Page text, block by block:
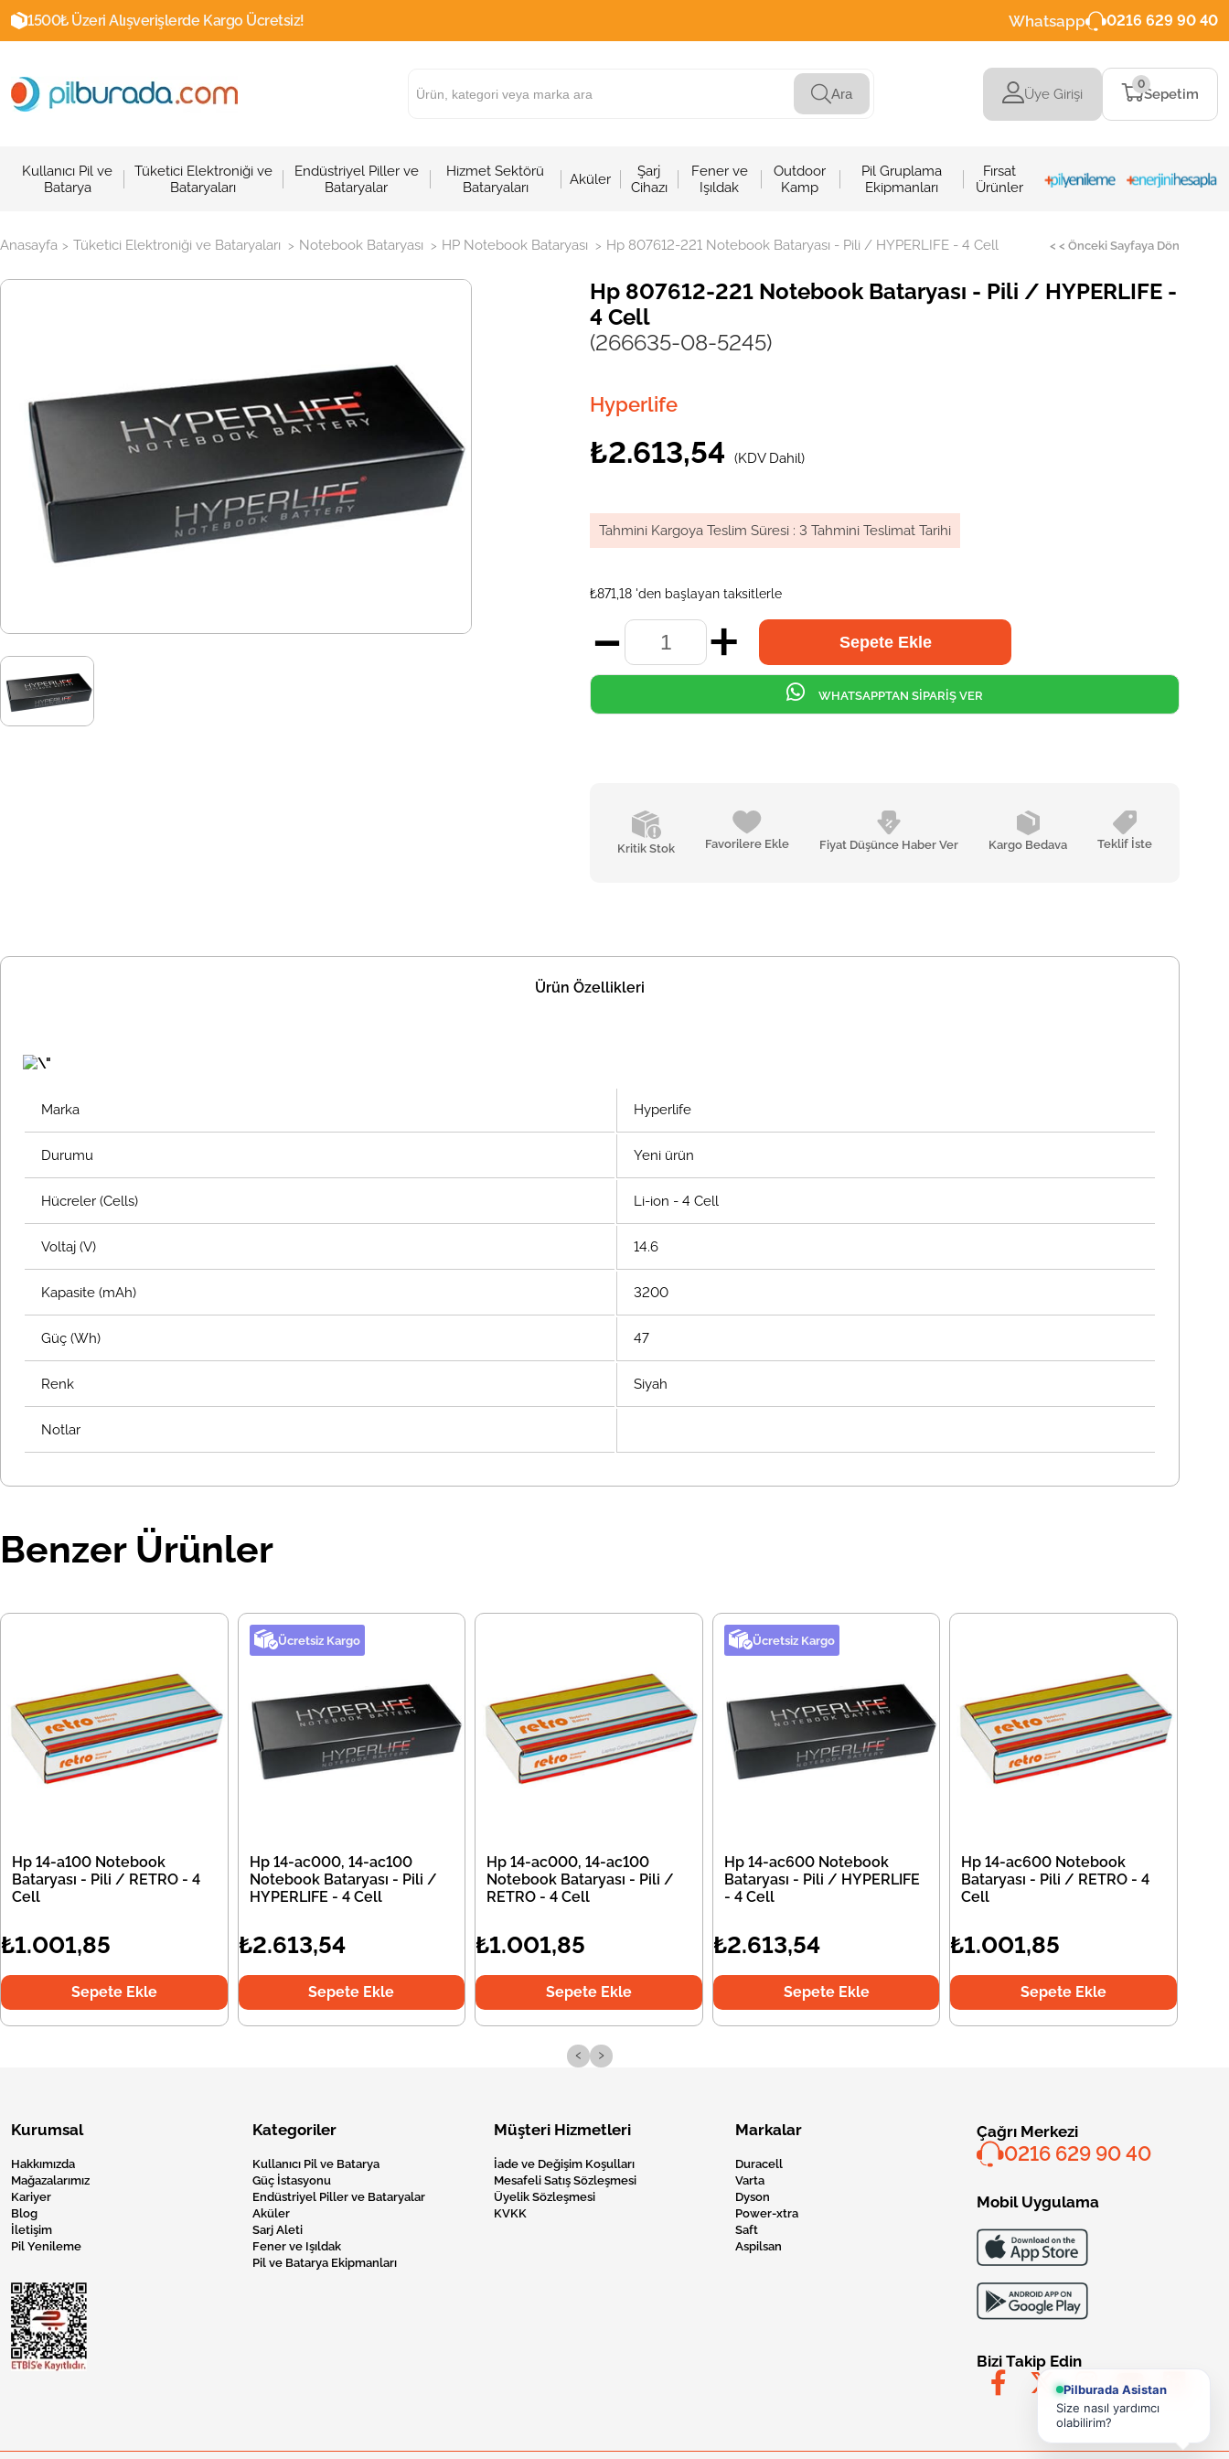
1500₺ Üzeri Alışverişlerde Kargo Ücretsiz! Whatsapp 0216 629 90 40
Ara Üye Girişi Sepetim
0
Kullanıcı Pil ve
Batarya
Tüketici Elektroniği ve
Bataryaları
Endüstriyel Piller ve
Bataryalar
Hizmet Sektörü
Bataryaları
Aküler
Şarj
Cihazı
Fener ve
Işıldak
Outdoor
Kamp
Pil Gruplama
Ekipmanları
Fırsat
Ürünler
Anasayfa > Tüketici Elektroniği ve Bataryaları > Notebook Bataryası > HP Notebook Bataryası > Hp 807612-221 Notebook Bataryası - Pili / HYPERLIFE - 4 Cell < < Önceki Sayfaya Dön
Hp 807612-221 Notebook Bataryası - Pili / HYPERLIFE -
4 Cell
(266635-08-5245)
Hyperlife
₺2.613,54 (KDV Dahil)
Tahmini Kargoya Teslim Süresi : 3 Tahmini Teslimat Tarihi
₺871,18 'den başlayan taksitlerle
Kritik Stok Favorilere Ekle Fiyat Düşünce Haber Ver Kargo Bedava Teklif İste
WHATSAPPTAN SİPARİŞ VER
Ürün Özellikleri
Marka Hyperlife
Durumu Yeni ürün
Hücreler (Cells) Li-ion - 4 Cell
Voltaj (V) 14.6
Kapasite (mAh) 3200
Güç (Wh) 47
Renk Siyah
Notlar
Benzer Ürünler
Hp 14-a100 Notebook
Bataryası - Pili / RETRO - 4
Cell
₺1.001,85
Sepete Ekle
Ücretsiz Kargo
Hp 14-ac000, 14-ac100
Notebook Bataryası - Pili /
HYPERLIFE - 4 Cell
₺2.613,54
Sepete Ekle
Hp 14-ac000, 14-ac100
Notebook Bataryası - Pili /
RETRO - 4 Cell
₺1.001,85
Sepete Ekle
Ücretsiz Kargo
Hp 14-ac600 Notebook
Bataryası - Pili / HYPERLIFE
- 4 Cell
₺2.613,54
Sepete Ekle
Hp 14-ac600 Notebook
Bataryası - Pili / RETRO - 4
Cell
₺1.001,85
Sepete Ekle
‹ ›
Kurumsal
Hakkımızda
Mağazalarımız
Kariyer
Blog
İletişim
Pil Yenileme
Kategoriler
Kullanıcı Pil ve Batarya
Güç İstasyonu
Endüstriyel Piller ve Bataryalar
Aküler
Sarj Aleti
Fener ve Işıldak
Pil ve Batarya Ekipmanları
Müşteri Hizmetleri
İade ve Değişim Koşulları
Mesafeli Satış Sözleşmesi
Üyelik Sözleşmesi
KVKK
Markalar
Duracell
Varta
Dyson
Power-xtra
Saft
Aspilsan
Çağrı Merkezi
0216 629 90 40
Mobil Uygulama
Bizi Takip Edin